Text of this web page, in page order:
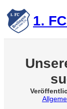
Zum
Inhalt
springen 1.